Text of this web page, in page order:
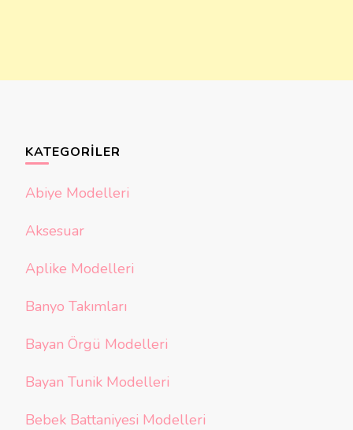
KATEGORILER
Abiye Modelleri
Aksesuar
Aplike Modelleri
Banyo Takımları
Bayan Örgü Modelleri
Bayan Tunik Modelleri
Bebek Battaniyesi Modelleri